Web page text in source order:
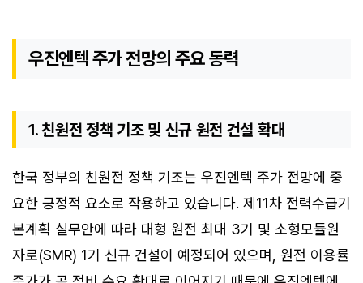
우진엔텍 주가 전망의 주요 동력
1. 친원전 정책 기조 및 신규 원전 건설 확대
한국 정부의 친원전 정책 기조는 우진엔텍 주가 전망에 중
요한 긍정적 요소로 작용하고 있습니다. 제11차 전력수급기
본계획 실무안에 따라 대형 원전 최대 3기 및 소형모듈원
자로(SMR) 1기 신규 건설이 예정되어 있으며, 원전 이용률